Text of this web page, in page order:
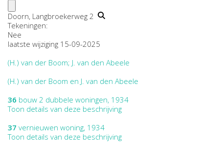
Doorn, Langbroekerweg 2
Tekeningen:
Nee
laatste wijziging 15-09-2025
(H.) van der Boom; J. van den Abeele
(H.) van der Boom en J. van den Abeele
36 bouw 2 dubbele woningen, 1934
Toon details van deze beschrijving
37 vernieuwen woning, 1934
Toon details van deze beschrijving